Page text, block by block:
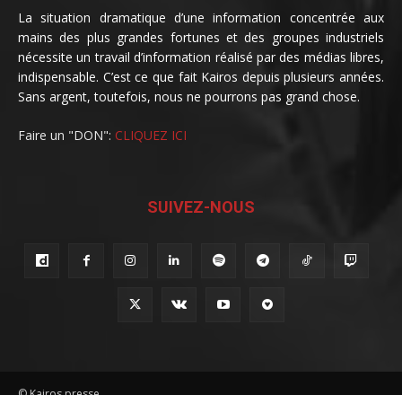
La situation dramatique d’une information concentrée aux
mains des plus grandes fortunes et des groupes industriels
nécessite un travail d’information réalisé par des médias libres,
indispensable. C’est ce que fait Kairos depuis plusieurs années.
Sans argent, toutefois, nous ne pourrons pas grand chose.
Faire un "DON": CLIQUEZ ICI
SUIVEZ-NOUS